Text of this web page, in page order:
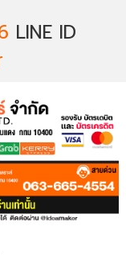
LINE ID